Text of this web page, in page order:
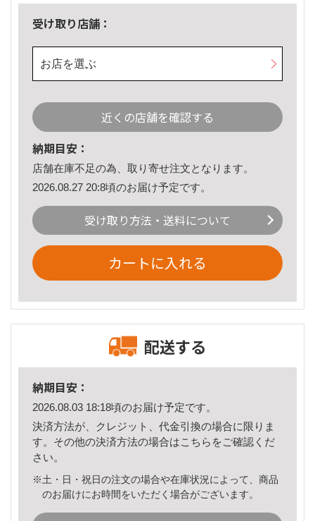
受け取り店舗：
お店を選ぶ
近くの店舗を確認する
納期目安：
店舗在庫不足の為、取り寄せ注文となります。
2026.08.27 20:8頃のお届け予定です。
受け取り方法・送料について
カートに入れる
配送する
納期目安：
2026.08.03 18:18頃のお届け予定です。
決済方法が、クレジット、代金引換の場合に限りま
す。その他の決済方法の場合はこちら をご確認くだ
さい。
※土・日・祝日の注文の場合や在庫状況によって、商品
のお届けにお時間をいただく場合がございます。